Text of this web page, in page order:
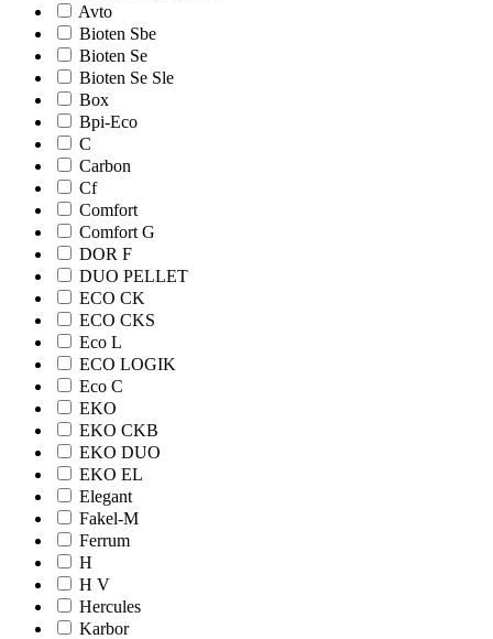
Avto
Bioten Sbe
Bioten Se
Bioten Se Sle
Box
Bpi-Eco
C
Carbon
Cf
Comfort
Comfort G
DOR F
DUO PELLET
ECO CK
ECO CKS
Eco L
ECO LOGIK
Eco С
EKO
EKO CKB
EKO DUO
EKO EL
Elegant
Fakel-M
Ferrum
H
H V
Hercules
Karbor